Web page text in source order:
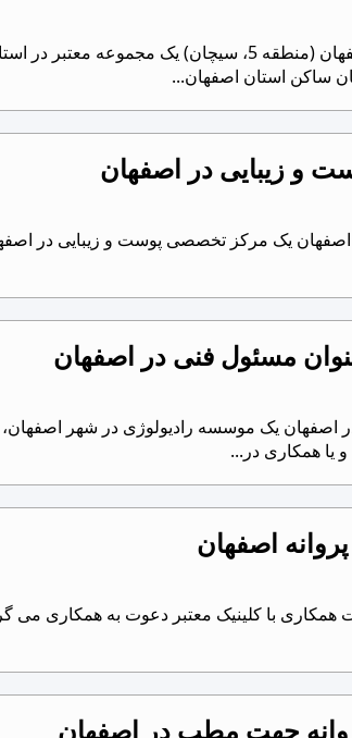
ساکن استان اصفهان...
و زیبایی در اصفهان
یک مرکز تخصصی پوست و زیبایی در
مسئول فنی در اصفهان
اصفهان یک موسسه رادیولوژی در شهر
یا همکاری در...
اصفهان
همکاری با کلینیک معتبر دعوت به همکاری می
جهت مطب در اصفهان